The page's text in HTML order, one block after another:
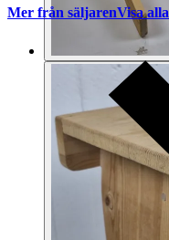
Mer från säljarenVisa alla